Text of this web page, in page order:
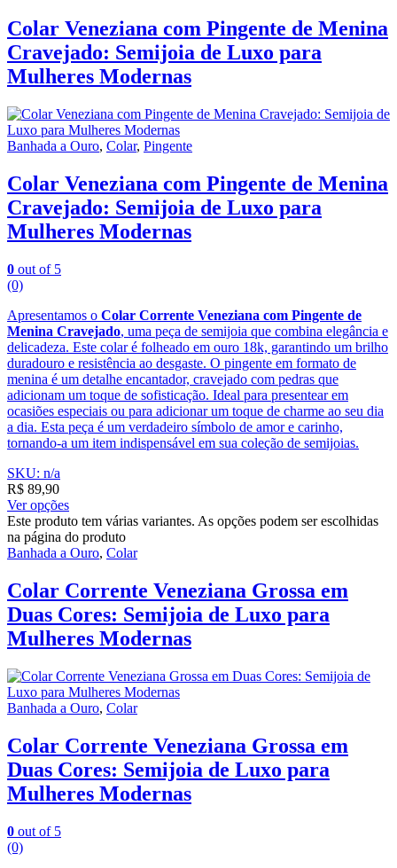
Colar Veneziana com Pingente de Menina
Cravejado: Semijoia de Luxo para
Mulheres Modernas
Banhada a Ouro, Colar, Pingente
Colar Veneziana com Pingente de Menina
Cravejado: Semijoia de Luxo para
Mulheres Modernas
0 out of 5
(0)
Apresentamos o Colar Corrente Veneziana com Pingente de
Menina Cravejado, uma peça de semijoia que combina elegância e
delicadeza. Este colar é folheado em ouro 18k, garantindo um brilho
duradouro e resistência ao desgaste. O pingente em formato de
menina é um detalhe encantador, cravejado com pedras que
adicionam um toque de sofisticação. Ideal para presentear em
ocasiões especiais ou para adicionar um toque de charme ao seu dia
a dia. Esta peça é um verdadeiro símbolo de amor e carinho,
tornando-a um item indispensável em sua coleção de semijoias.
SKU: n/a
R$ 89,90
Ver opções
Este produto tem várias variantes. As opções podem ser escolhidas
na página do produto
Banhada a Ouro, Colar
Colar Corrente Veneziana Grossa em
Duas Cores: Semijoia de Luxo para
Mulheres Modernas
Banhada a Ouro, Colar
Colar Corrente Veneziana Grossa em
Duas Cores: Semijoia de Luxo para
Mulheres Modernas
0 out of 5
(0)